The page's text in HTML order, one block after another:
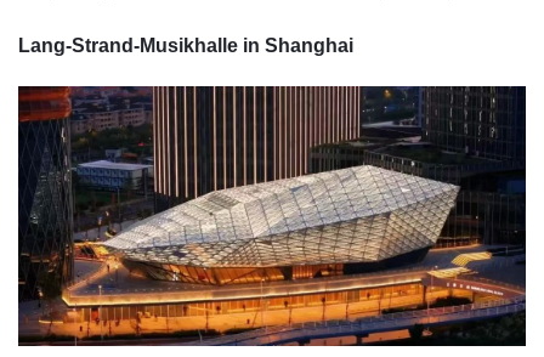
Lang-Strand-Musikhalle in Shanghai